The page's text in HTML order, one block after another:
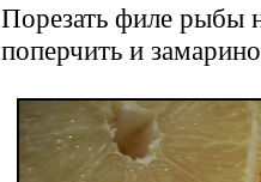
Порезать филе рыбы
поперчить и